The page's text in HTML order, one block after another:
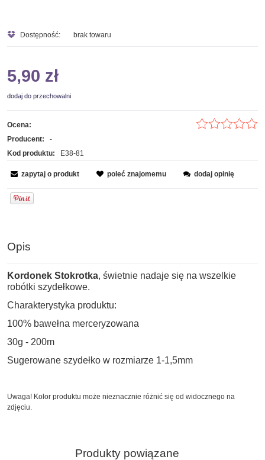
Dostępność: brak towaru
5,90 zł
dodaj do przechowalni
Ocena:
Producent:
-
Kod produktu:
E38-81
zapytaj o produkt poleć znajomemu dodaj opinię
Opis
Kordonek Stokrotka, świetnie nadaje się na wszelkie
robótki szydełkowe.
Charakterystyka produktu:
100% bawełna merceryzowana
30g - 200m
Sugerowane szydełko w rozmiarze 1-1,5mm
Uwaga! Kolor produktu może nieznacznie różnić się od widocznego na
zdjęciu.
Produkty powiązane